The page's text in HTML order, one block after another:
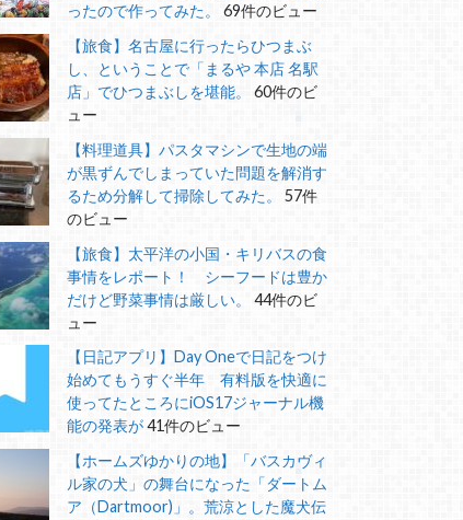
ったので作ってみた。
69件のビュー
【旅食】名古屋に行ったらひつまぶ
し、ということで「まるや 本店 名駅
店」でひつまぶしを堪能。
60件のビ
ュー
【料理道具】パスタマシンで生地の端
が黒ずんでしまっていた問題を解消す
るため分解して掃除してみた。
57件
のビュー
【旅食】太平洋の小国・キリバスの食
事情をレポート！ シーフードは豊か
だけど野菜事情は厳しい。
44件のビ
ュー
【日記アプリ】Day Oneで日記をつけ
始めてもうすぐ半年 有料版を快適に
使ってたところにiOS17ジャーナル機
能の発表が41件のビュー
【ホームズゆかりの地】「バスカヴィ
ル家の犬」の舞台になった「ダートム
ア（Dartmoor)」。荒涼とした魔犬伝